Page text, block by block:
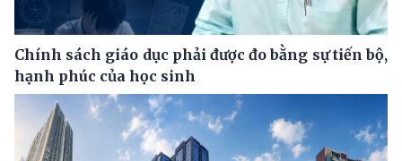
Chính sách giáo dục phải được đo bằng sự tiến bộ,
hạnh phúc của học sinh